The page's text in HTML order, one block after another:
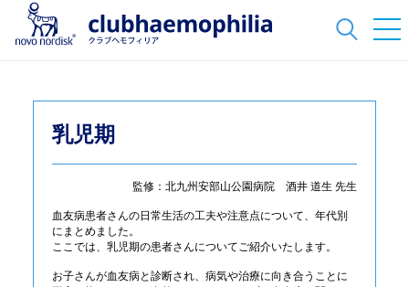
乳児期
監修：北九州安部山公園病院 酒井 道生 先生
血友病患者さんの日常生活の工夫や注意点について、年代別
にまとめました。
ここでは、乳児期の患者さんについてご紹介いたします。
お子さんが血友病と診断され、病気や治療に向き合うことに